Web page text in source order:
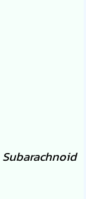
Subarachnoid